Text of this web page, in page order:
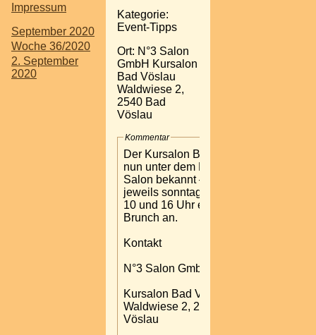
Impressum
September 2020
Woche 36/2020
2. September
2020
Kategorie:
Event-Tipps
Ort: N°3 Salon
GmbH Kursalon
Bad Vöslau
Waldwiese 2,
2540 Bad
Vöslau
Kommentar
Der Kursalon Bad Vöslau –
nun unter dem Namen No3
Salon bekannt – bietet
jeweils sonntags zwischen
10 und 16 Uhr einen Luxury
Brunch an.
Kontakt
N°3 Salon GmbH
Kursalon Bad Vöslau
Waldwiese 2, 2540 Bad
Vöslau